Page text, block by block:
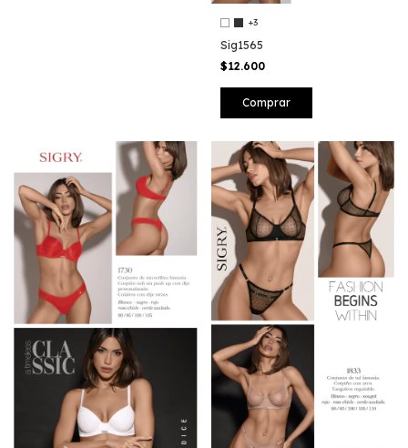
+3
Sig1565
$12.600
Comprar